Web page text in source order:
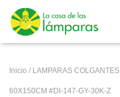
Inicio / LAMPARAS COLGANTES
60X150CM #DI-147-GY-30K-Z